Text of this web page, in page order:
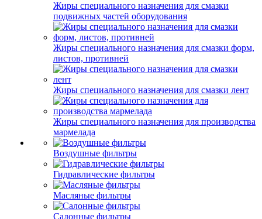
Жиры специального назначения для смазки
подвижных частей оборудования
Жиры специального назначения для смазки форм,
листов, противней
Жиры специального назначения для смазки лент
Жиры специального назначения для производства
мармелада
Воздушные фильтры
Гидравлические фильтры
Масляные фильтры
Салонные фильтры